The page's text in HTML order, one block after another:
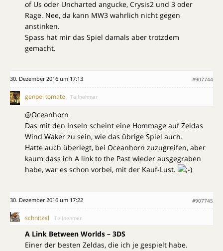
of Us oder Uncharted angucke, Crysis2 und 3 oder
Rage. Nee, da kann MW3 wahrlich nicht gegen
anstinken.
Spass hat mir das Spiel damals aber trotzdem
gemacht.
30. Dezember 2016 um 17:13 #907744
genpei tomate Teilnehmer
@Oceanhorn
Das mit den Inseln scheint eine Hommage auf Zeldas
Wind Waker zu sein, wie das übrige Spiel auch.
Hatte auch überlegt, bei Oceanhorn zuzugreifen, aber
kaum dass ich A link to the Past wieder ausgegraben
habe, war es schon vorbei, mit der Kauf-Lust.
30. Dezember 2016 um 17:22 #907745
schnitzel Teilnehmer
A Link Between Worlds – 3DS
Einer der besten Zeldas, die ich je gespielt habe.